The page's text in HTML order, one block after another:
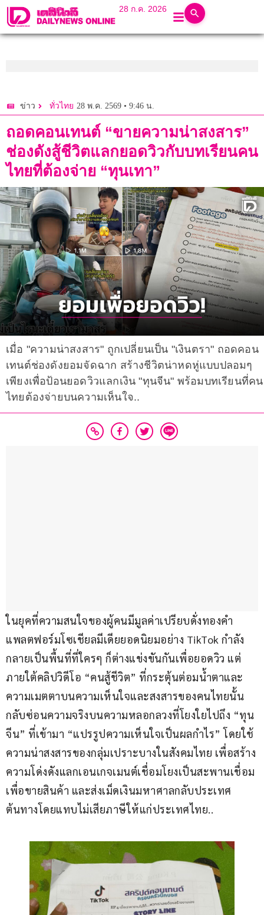
28 ก.ค. 2026
ข่าว ทั่วไทย 28 พ.ค. 2569 • 9:46 น.
ถอดคอนเทนต์ “ขายความน่าสงสาร”
ช่องดังสู้ชีวิตแลกยอดวิวกับบทเรียนคน
ไทยที่ต้องจ่าย “ทุนเทา”
เมื่อ "ความน่าสงสาร" ถูกเปลี่ยนเป็น "เงินตรา" ถอดคอน
เทนต์ช่องดังยอมจัดฉาก สร้างชีวิตน่าหดหู่แบบปลอมๆ
เพียงเพื่อป้อนยอดวิวแลกเงิน "ทุนจีน" พร้อมบทเรียนที่คน
ไทยต้องจ่ายบนความเห็นใจ..
ในยุคที่ความสนใจของผู้คนมีมูลค่าเปรียบดั่งทองคำ
แพลตฟอร์มโซเชียลมีเดียยอดนิยมอย่าง TikTok กำลัง
กลายเป็นพื้นที่ที่ใครๆ ก็ต่างแข่งขันกันเพื่อยอดวิว แต่
ภายใต้คลิปวิดีโอ “คนสู้ชีวิต” ที่กระตุ้นต่อมน้ำตาและ
ความเมตตาบนความเห็นใจและสงสารของคนไทยนั้น
กลับซ่อนความจริงบนความหลอกลวงที่โยงใยไปถึง “ทุน
จีน” ที่เข้ามา “แปรรูปความเห็นใจเป็นผลกำไร” โดยใช้
ความน่าสงสารของกลุ่มเปราะบางในสังคมไทย เพื่อสร้าง
ความโด่งดังแลกเอนเกจเมนต์เชื่อมโยงเป็นสะพานเชื่อม
เพื่อขายสินค้า และส่งเม็ดเงินมหาศาลกลับประเทศ
ต้นทางโดยแทบไม่เสียภาษีให้แก่ประเทศไทย..